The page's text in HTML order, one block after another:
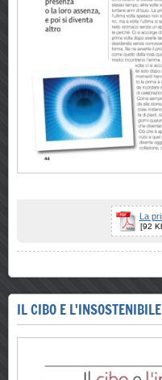
La
[92
IL CIBO E